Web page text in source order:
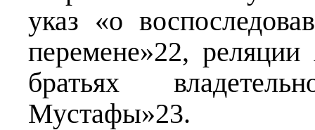
указ «о
перемене»22,
братьях
Мустафы»23.